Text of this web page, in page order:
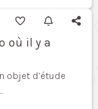
où il y a
objet d’étude